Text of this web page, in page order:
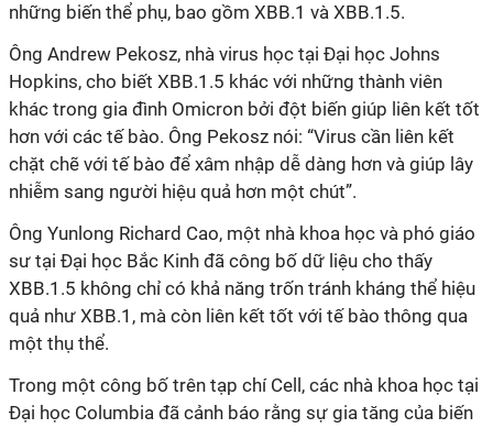
những biến thể phụ, bao gồm XBB.1 và XBB.1.5.
Ông Andrew Pekosz, nhà virus học tại Đại học Johns
Hopkins, cho biết XBB.1.5 khác với những thành viên
khác trong gia đình Omicron bởi đột biến giúp liên kết tốt
hơn với các tế bào. Ông Pekosz nói: “Virus cần liên kết
chặt chẽ với tế bào để xâm nhập dễ dàng hơn và giúp lây
nhiễm sang người hiệu quả hơn một chút”.
Ông Yunlong Richard Cao, một nhà khoa học và phó giáo
sư tại Đại học Bắc Kinh đã công bố dữ liệu cho thấy
XBB.1.5 không chỉ có khả năng trốn tránh kháng thể hiệu
quả như XBB.1, mà còn liên kết tốt với tế bào thông qua
một thụ thể.
Trong một công bố trên tạp chí Cell, các nhà khoa học tại
Đại học Columbia đã cảnh báo rằng sự gia tăng của biến